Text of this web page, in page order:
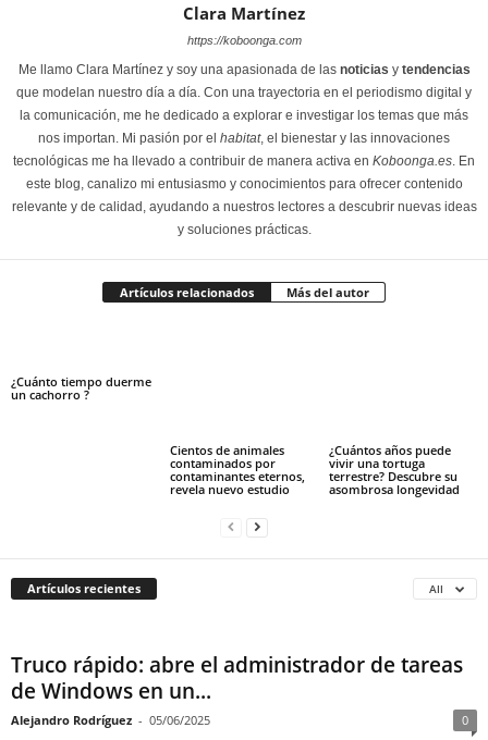
Clara Martínez
https://koboonga.com
Me llamo Clara Martínez y soy una apasionada de las noticias y tendencias
que modelan nuestro día a día. Con una trayectoria en el periodismo digital y
la comunicación, me he dedicado a explorar e investigar los temas que más
nos importan. Mi pasión por el habitat, el bienestar y las innovaciones
tecnológicas me ha llevado a contribuir de manera activa en Koboonga.es . En
este blog, canalizo mi entusiasmo y conocimientos para ofrecer contenido
relevante y de calidad, ayudando a nuestros lectores a descubrir nuevas ideas
y soluciones prácticas.
Artículos relacionados Más del autor
¿Cuánto tiempo duerme
un cachorro ?
Cientos de animales
contaminados por
contaminantes eternos,
revela nuevo estudio
¿Cuántos años puede
vivir una tortuga
terrestre? Descubre su
asombrosa longevidad
Artículos recientes All
Truco rápido: abre el administrador de tareas
de Windows en un...
Alejandro Rodríguez - 05/06/2025 0